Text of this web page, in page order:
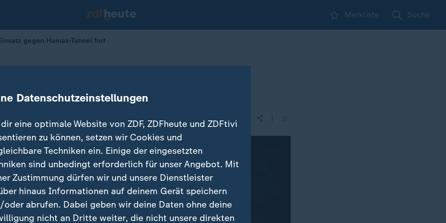
Merkliste Suche
gegen Hamas-Tunnel fort
gegen Hamas-Tunnel fort
Datenschutzeinstellungen
eine optimale Website von ZDF, ZDFheute und ZDFtivi
zu können, setzen wir Cookies und
Techniken ein. Einige der eingesetzten
sind unbedingt erforderlich für unser Angebot. Mit
Zustimmung dürfen wir und unsere Dienstleister
hinaus Informationen auf deinem Gerät speichern
oder abrufen. Dabei geben wir deine Daten ohne deine
nicht an Dritte weiter, die nicht unsere direkten